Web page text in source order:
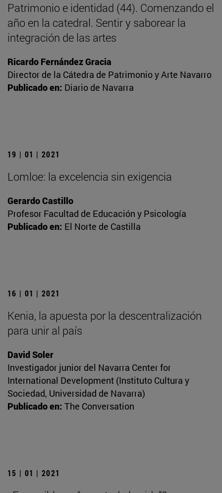
Patrimonio e identidad (44). Comenzando el
año en la catedral. Sentir y saborear la
integración de las artes
Ricardo Fernández Gracia
Director de la Cátedra de Patrimonio y Arte Navarro
Publicado en: Diario de Navarra
19 | 01 | 2021
Lomloe: la excelencia sin exigencia
Gerardo Castillo
Profesor Facultad de Educación y Psicología
Publicado en: El Norte de Castilla
16 | 01 | 2021
Kenia, la apuesta por la descentralización
para unir al país
David Soler
Investigador junior del Navarra Center for
International Development (Instituto Cultura y
Sociedad, Universidad de Navarra)
Publicado en: The Conversation
15 | 01 | 2021